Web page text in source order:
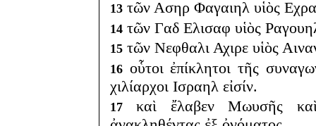
13 τῶν Ασηρ Φαγαιηλ υἱὸς
14 τῶν Γαδ Ελισαφ υἱὸς
15 τῶν Νεφθαλι Αχιρε υἱὸς
16 οὗτοι ἐπίκλητοι τῆς
χιλίαρχοι Ισραηλ εἰσίν.
17
καὶ ἔλαβεν Μωυσῆς